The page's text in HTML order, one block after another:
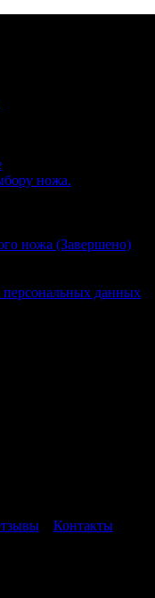
ножа.
ножа (Завершено)
данных
Контакты